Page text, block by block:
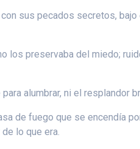
sus pecados secretos,
los preservaba del miedo;
alumbrar, ni el resplandor
de fuego que se encendía
lo que era.